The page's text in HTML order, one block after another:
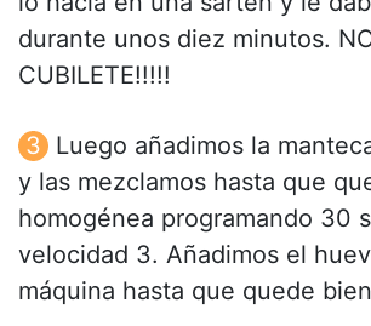
durante unos diez minutos.
CUBILETE!!!!!
Luego añadimos la
y las mezclamos hasta que
homogénea programando 30
velocidad 3. Añadimos el
máquina hasta que quede